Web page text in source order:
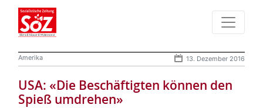
Amerika 13. Dezember 2016
USA: «Die Beschäftigten können den
Spieß umdrehen»